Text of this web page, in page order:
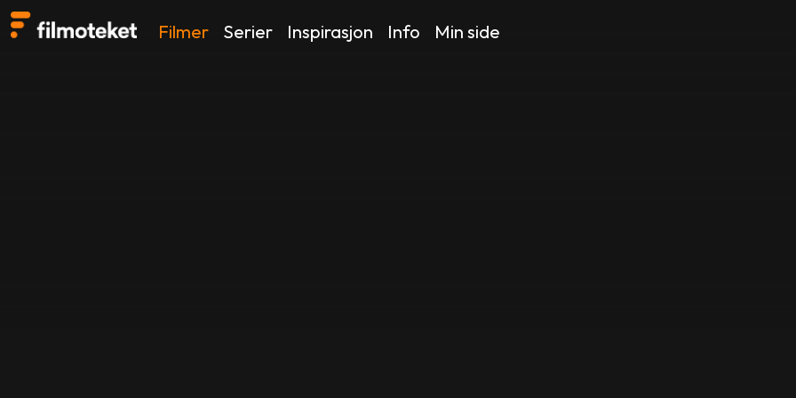
Filmer Serier Inspirasjon Info Min side